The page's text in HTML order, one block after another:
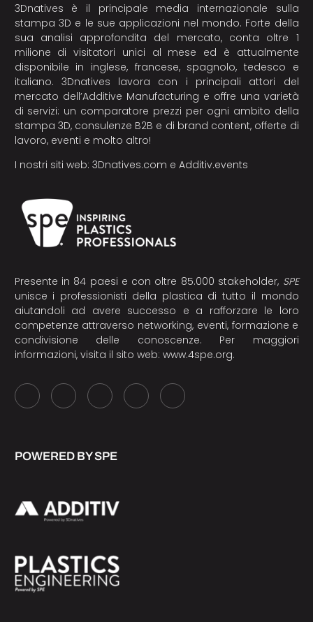
3Dnatives è il principale media internazionale sulla
stampa 3D e le sue applicazioni nel mondo. Forte della
sua analisi approfondita del mercato, conta oltre 1
milione di visitatori unici al mese ed è attualmente
disponibile in inglese, francese, spagnolo, tedesco e
italiano. 3Dnatives lavora con i principali attori del
mercato dell’Additive Manufacturing e offre una varietà
di servizi: un comparatore prezzi per ogni ambito della
stampa 3D, consulenze B2B e di brand content, offerte di
lavoro, eventi e molto altro!
I nostri siti web: 3Dnatives.com e Additiv.events
Presente in 84 paesi e con oltre 85.000 stakeholder, SPE
unisce i professionisti della plastica di tutto il mondo
aiutandoli ad avere successo e a rafforzare le loro
competenze attraverso networking, eventi, formazione e
condivisione delle conoscenze. Per maggiori
informazioni, visita il sito web: www.4spe.org.
POWERED BY SPE